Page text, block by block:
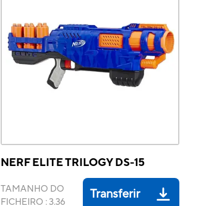
NERF ELITE TRILOGY DS-15
TAMANHO DO
FICHEIRO :3.36
Transferir